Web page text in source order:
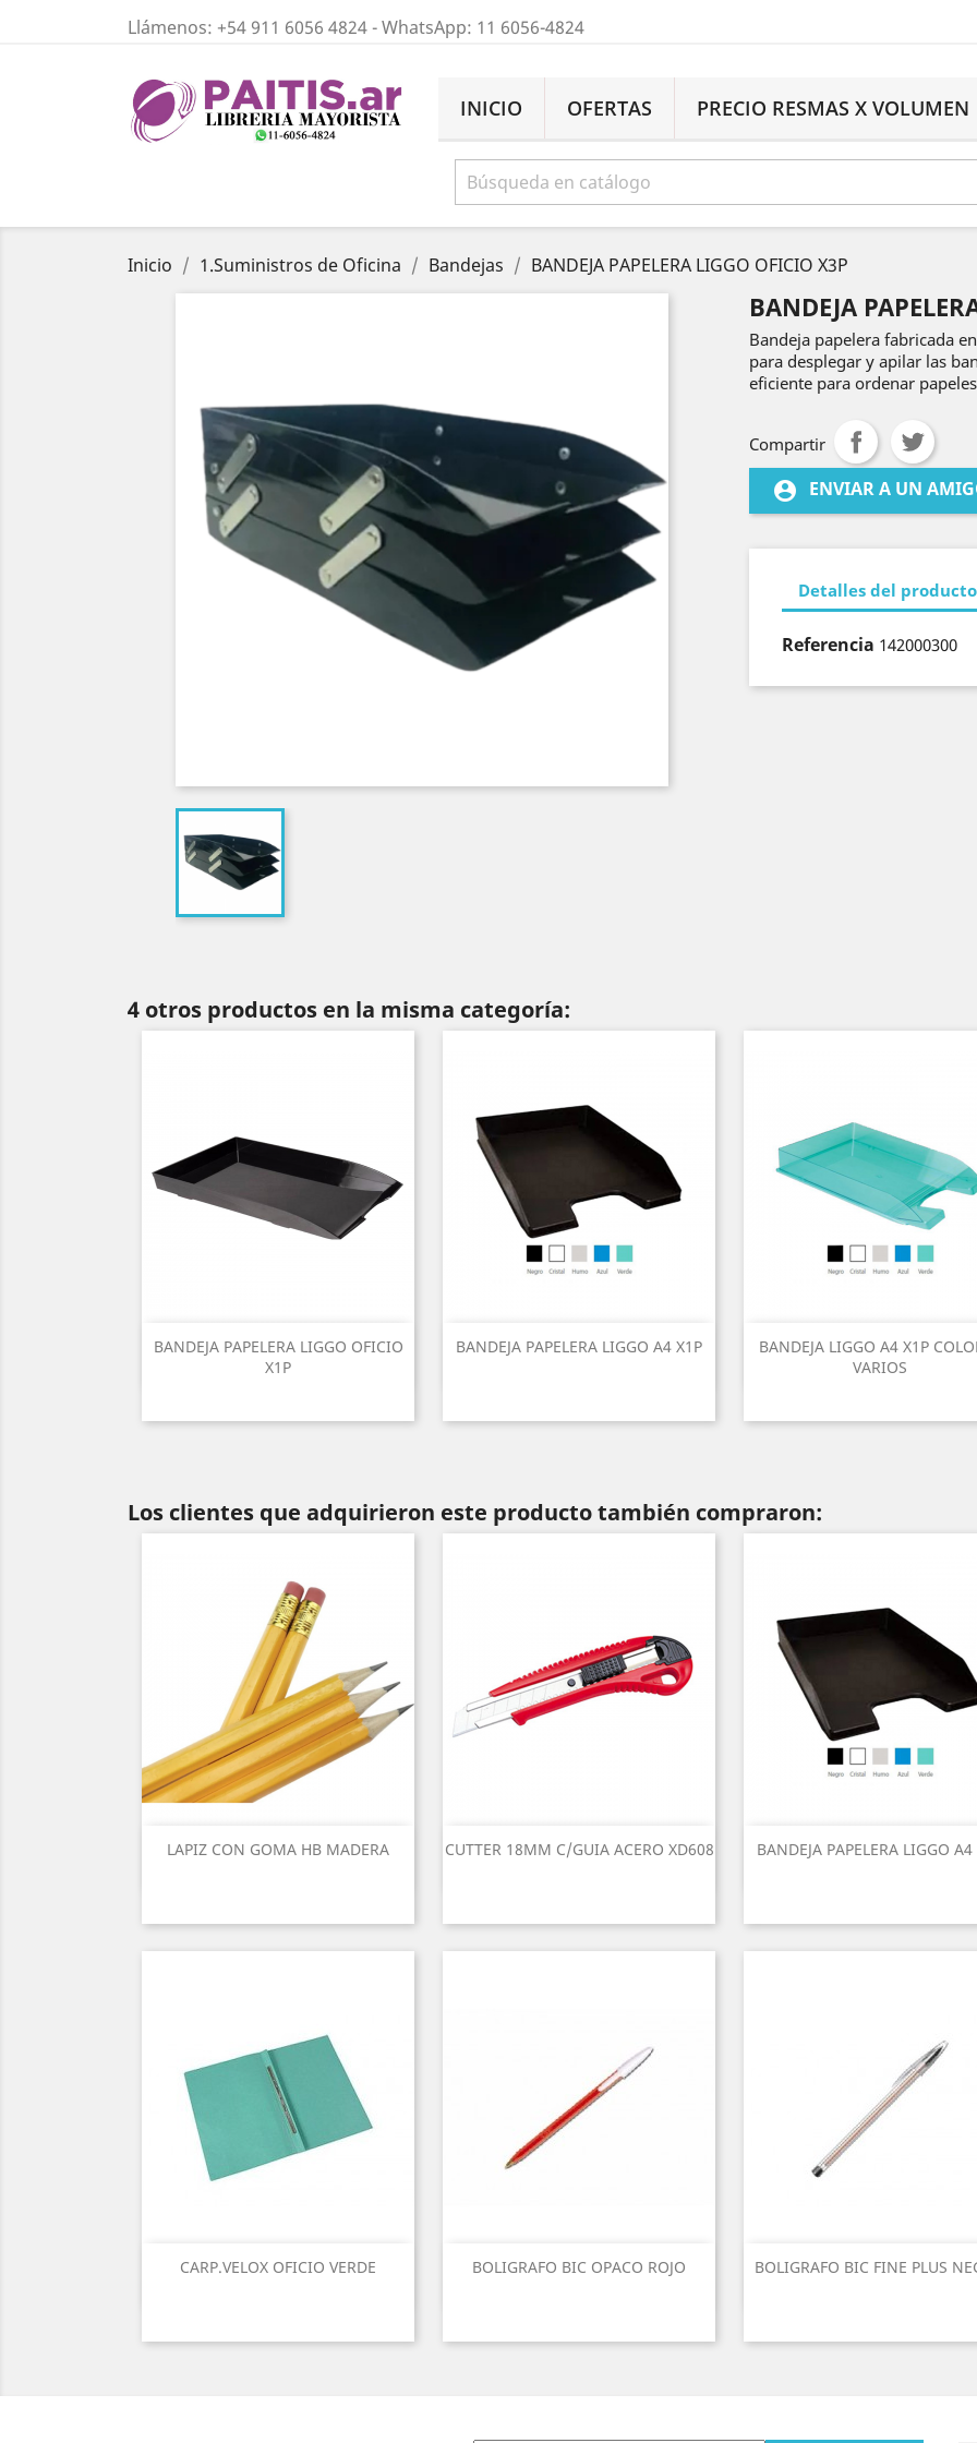
Llámenos: +54 911 6056 4824- WhatsApp: 11 6056-4824
INICIO OFERTAS PRECIO RESMAS X VOLUMEN
Inicio 1.Suministros de Oficina Bandejas BANDEJA PAPELERA LIGGO OFICIO X3P
BANDEJA
Bandeja papelera fabricada
para desplegar y apilar las
eficiente para ordenar
Compartir
account_circle ENVIAR A UN
Detalles del producto
Referencia 142000300
4 otros productos en la misma categoría:
BANDEJA PAPELERA LIGGO OFICIO
X1P
BANDEJA PAPELERA LIGGO A4 X1P
BANDEJA LIGGO A4 X1P
VARIOS
Los clientes que adquirieron este producto también compraron:
LAPIZ CON GOMA HB MADERA CUTTER 18MM C/GUIA ACERO XD608 BANDEJA PAPELERA LIGGO A4
CARP.VELOX OFICIO VERDE BOLIGRAFO BIC OPACO ROJO BOLIGRAFO BIC FINE PLUS